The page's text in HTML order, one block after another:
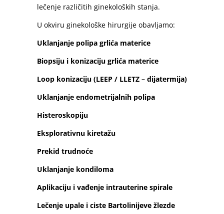
lečenje različitih ginekoloških stanja.
U okviru ginekološke hirurgije obavljamo:
Uklanjanje polipa grlića materice
Biopsiju i konizaciju grlića materice
Loop konizaciju (LEEP / LLETZ – dijatermija)
Uklanjanje endometrijalnih polipa
Histeroskopiju
Eksplorativnu kiretažu
Prekid trudnoće
Uklanjanje kondiloma
Aplikaciju i vađenje intrauterine spirale
Lečenje upale i ciste Bartolinijeve žlezde